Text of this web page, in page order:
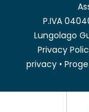
P.IVA
Lungolago
Privacy
privacy•